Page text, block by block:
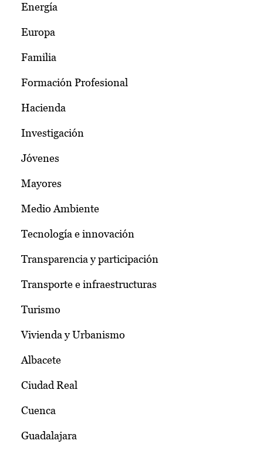
Energía
Europa
Familia
Formación Profesional
Hacienda
Investigación
Jóvenes
Mayores
Medio Ambiente
Tecnología e innovación
Transparencia y participación
Transporte e infraestructuras
Turismo
Vivienda y Urbanismo
Albacete
Ciudad Real
Cuenca
Guadalajara